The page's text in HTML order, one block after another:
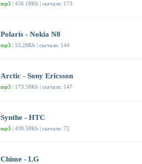
mp3 | 456.18Kb | скачали: 173
Polaris - Nokia N8
mp3 | 53.28Kb | скачали: 144
Arctic - Sony Ericsson
mp3 | 173.58Kb | скачали: 147
Synthe - HTC
mp3 | 438.59Kb | скачали: 72
Chime - LG